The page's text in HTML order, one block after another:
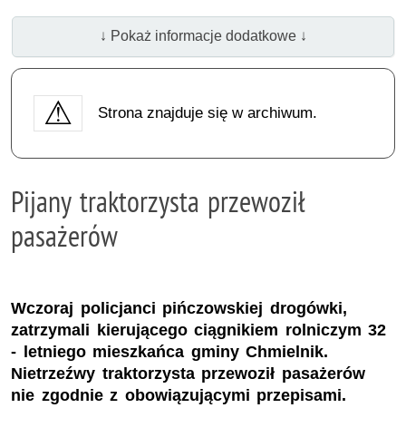
↓ Pokaż informacje dodatkowe ↓
Strona znajduje się w archiwum.
Pijany traktorzysta przewoził
pasażerów
Wczoraj policjanci pińczowskiej drogówki,
zatrzymali kierującego ciągnikiem rolniczym 32
- letniego mieszkańca gminy Chmielnik.
Nietrzeźwy traktorzysta przewoził pasażerów
nie zgodnie z obowiązującymi przepisami.